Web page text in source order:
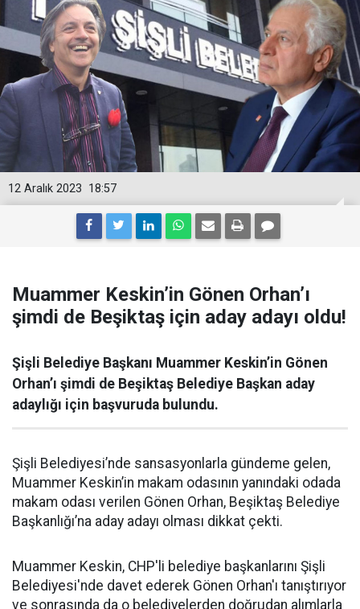
18:57
12 Aralık 2023
Muammer Keskin’in Gönen Orhan’ı
şimdi de Beşiktaş için aday adayı oldu!
Şişli Belediye Başkanı Muammer Keskin’in Gönen
Orhan’ı şimdi de Beşiktaş Belediye Başkan aday
adaylığı için başvuruda bulundu.
Şişli Belediyesi’nde sansasyonlarla gündeme gelen,
Muammer Keskin’in makam odasının yanındaki odada
makam odası verilen Gönen Orhan, Beşiktaş Belediye
Başkanlığı’na aday adayı olması dikkat çekti.
Muammer Keskin, CHP'li belediye başkanlarını Şişli
Belediyesi'nde davet ederek Gönen Orhan'ı tanıştırıyor
ve sonrasında da o belediyelerden doğrudan alımlarla